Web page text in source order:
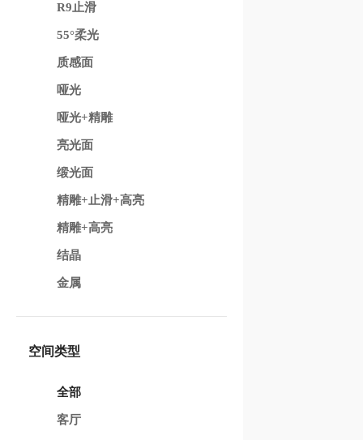
R9止滑
55°柔光
质感面
哑光
哑光+精雕
亮光面
缎光面
精雕+止滑+高亮
精雕+高亮
结晶
金属
空间类型
全部
客厅